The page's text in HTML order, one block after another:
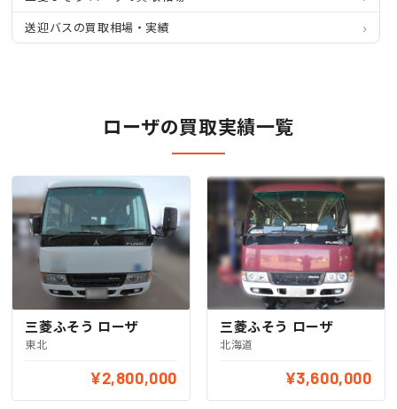
送迎バスの買取相場・実績
ローザの買取実績一覧
三菱ふそう ローザ
東北
¥2,800,000
三菱ふそう ローザ
北海道
¥3,600,000